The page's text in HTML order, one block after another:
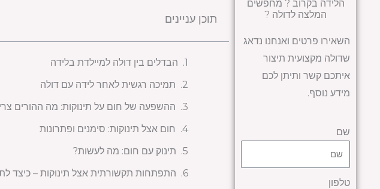
הלידה בקרוב ? מחפשים
המלצה לדולה ?
השאירו פרטים ואנחנו נדאג
שדולה מקצועית תיצור
איתכם קשר ותיתן לכם
מידע נוסף.
שם
טלפון
תוכן עניינים
הבדלים בין דולה למיילדת בלידה
תמיכה רגשית לאחר לידה עם דולה
ההשפעה של חום על תינוקות: מה ההורים
חום אצל תינוקות: סימנים ופתרונות
תינוק עם חום: מה לעשות?
התפתחות תקשורתית אצל תינוקות – כיצד